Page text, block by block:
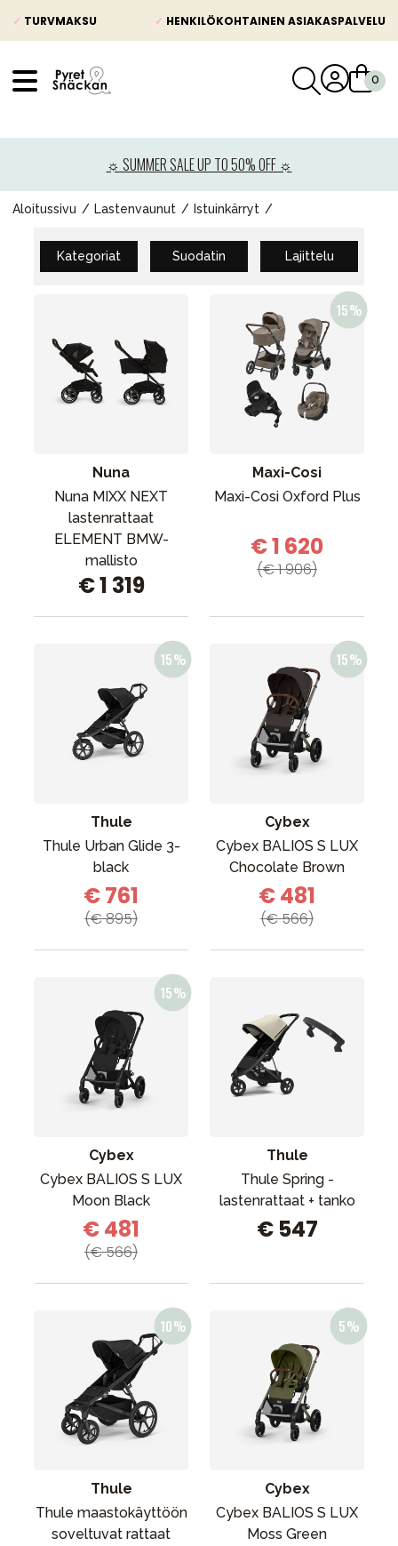
✓ TURVMAKSU ✓ HENKILÖKOHTAINEN ASIAKASPALVELU
☼ SUMMER SALE UP TO 50% OFF ☼
Aloitussivu Lastenvaunut Istuinkärryt
Kategoriat Suodatin Lajittelu
Nuna
Nuna MIXX NEXT
lastenrattaat
ELEMENT BMW-
mallisto
€ 1 319
Maxi-Cosi
Maxi-Cosi Oxford Plus
€ 1 620
(€ 1 906)
Thule
Thule Urban Glide 3-
black
€ 761
(€ 895)
Cybex
Cybex BALIOS S LUX
Chocolate Brown
€ 481
(€ 566)
Cybex
Cybex BALIOS S LUX
Moon Black
€ 481
(€ 566)
Thule
Thule Spring -
lastenrattaat + tanko
€ 547
Thule
Thule maastokäyttöön
soveltuvat rattaat
Cybex
Cybex BALIOS S LUX
Moss Green
Lastenvaunut
Lasten turvaistuimet
Vauvan paketti
Lapsi & vauva
Äiti & Isä
Huonekalut & vuodevaatteet
Tarvikkeet
Lahjavinkkejä
Tavaramerkit
Aurinko ja uinti
Ota meihin yhteyttä osoitteessa
Myymälämme